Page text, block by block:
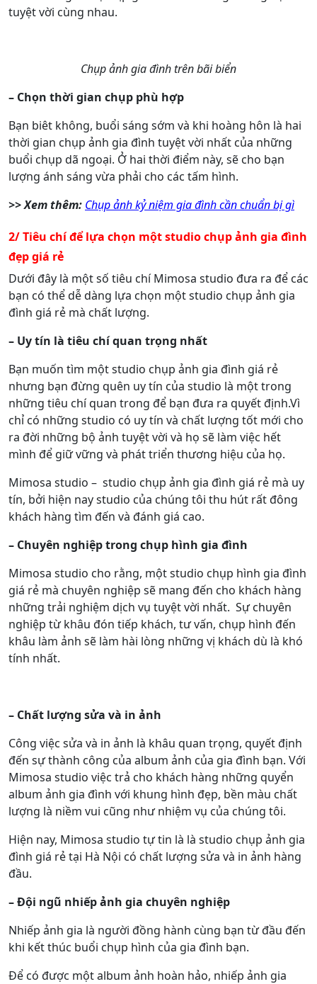
tuyệt vời cùng nhau.
Chụp ảnh gia đình trên bãi biển
– Chọn thời gian chụp phù hợp
Bạn biêt không, buổi sáng sớm và khi hoàng hôn là hai
thời gian chụp ảnh gia đình tuyệt vời nhất của những
buổi chụp dã ngoại. Ở hai thời điểm này, sẽ cho bạn
lượng ánh sáng vừa phải cho các tấm hình.
>> Xem thêm: Chụp ảnh kỷ niệm gia đình cần chuẩn bị gì
2/ Tiêu chí để lựa chọn một studio chụp ảnh gia đình
đẹp giá rẻ
Dưới đây là một số tiêu chí Mimosa studio đưa ra để các
bạn có thể dễ dàng lựa chọn một studio chụp ảnh gia
đình giá rẻ mà chất lượng.
– Uy tín là tiêu chí quan trọng nhất
Bạn muốn tìm một studio chụp ảnh gia đình giá rẻ
nhưng bạn đừng quên uy tín của studio là một trong
những tiêu chí quan trong để bạn đưa ra quyết định.Vì
chỉ có những studio có uy tín và chất lượng tốt mới cho
ra đời những bộ ảnh tuyệt vời và họ sẽ làm việc hết
mình để giữ vững và phát triển thương hiệu của họ.
Mimosa studio – studio chụp ảnh gia đình giá rẻ mà uy
tín, bởi hiện nay studio của chúng tôi thu hút rất đông
khách hàng tìm đến và đánh giá cao.
– Chuyên nghiệp trong chụp hình gia đình
Mimosa studio cho rằng, một studio chụp hình gia đình
giá rẻ mà chuyên nghiệp sẽ mang đến cho khách hàng
những trải nghiệm dịch vụ tuyệt vời nhất. Sự chuyên
nghiệp từ khâu đón tiếp khách, tư vấn, chụp hình đến
khâu làm ảnh sẽ làm hài lòng những vị khách dù là khó
tính nhất.
– Chất lượng sửa và in ảnh
Công việc sửa và in ảnh là khâu quan trọng, quyết định
đến sự thành công của album ảnh của gia đình bạn. Với
Mimosa studio việc trả cho khách hàng những quyển
album ảnh gia đình với khung hình đẹp, bền màu chất
lượng là niềm vui cũng như nhiệm vụ của chúng tôi.
Hiện nay, Mimosa studio tự tin là là studio chụp ảnh gia
đình giá rẻ tại Hà Nội có chất lượng sửa và in ảnh hàng
đầu.
– Đội ngũ nhiếp ảnh gia chuyên nghiệp
Nhiếp ảnh gia là người đồng hành cùng bạn từ đầu đến
khi kết thúc buổi chụp hình của gia đình bạn.
Để có được một album ảnh hoàn hảo, nhiếp ảnh gia